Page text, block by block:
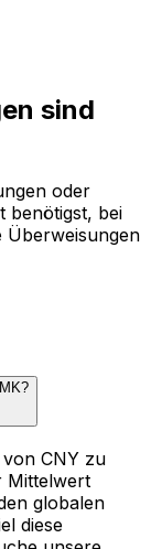
sind
oder
benötigst, bei
Überweisungen
CNY zu
Mittelwert
globalen
diese